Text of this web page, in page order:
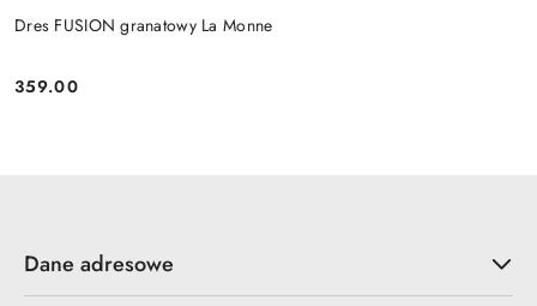
Dres FUSION granatowy La Monne
Cena:
359.00
Dane adresowe